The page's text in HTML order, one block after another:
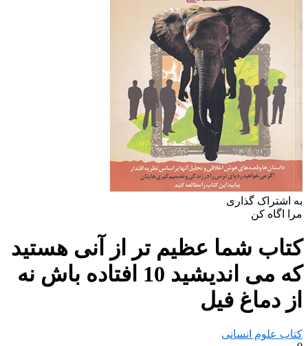
به اشتراک گذاری
مرا اگاه کن
کتاب شما عظیم تر از آنی هستید
که می اندیشید 10 افتاده باش نه
از دماغ فیل
کتاب علوم انسانی